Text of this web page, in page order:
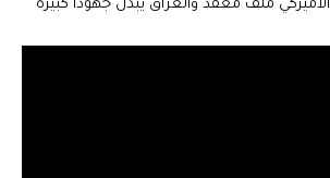
الأميركي ملف معقد والعراق يبذل جهودا كبيرة